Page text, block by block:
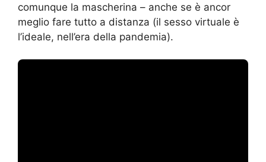
comunque la mascherina – anche se è ancor
meglio fare tutto a distanza (il sesso virtuale è
l’ideale, nell’era della pandemia).